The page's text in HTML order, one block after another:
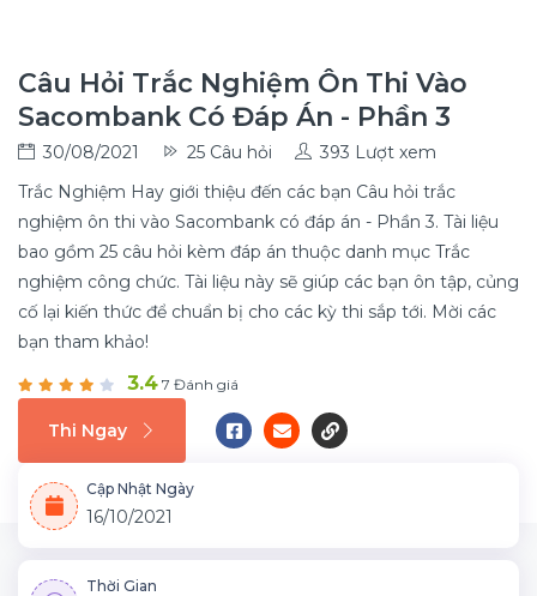
Câu Hỏi Trắc Nghiệm Ôn Thi Vào
Sacombank Có Đáp Án - Phần 3
30/08/2021 25 Câu hỏi
393 Lượt xem
Trắc Nghiệm Hay giới thiệu đến các bạn Câu hỏi trắc
nghiệm ôn thi vào Sacombank có đáp án - Phần 3. Tài liệu
bao gồm 25 câu hỏi kèm đáp án thuộc danh mục Trắc
nghiệm công chức. Tài liệu này sẽ giúp các bạn ôn tập, củng
cố lại kiến thức để chuẩn bị cho các kỳ thi sắp tới. Mời các
bạn tham khảo!
3.4 7 Đánh giá
Thi Ngay
Cập Nhật Ngày
16/10/2021
Thời Gian